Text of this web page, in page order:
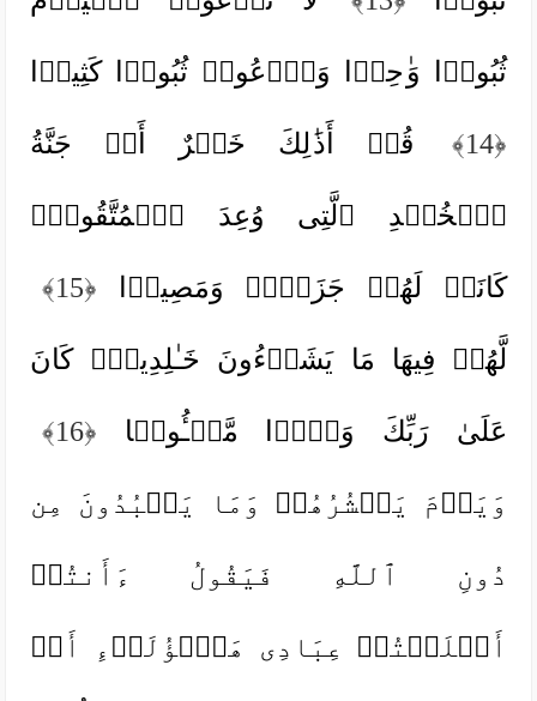
ثُبُورࣰا وَ ٰ⁠حِدࣰا وَٱدۡعُوا۟ ثُبُورࣰا كَثِیرࣰا
﴿14﴾ قُلۡ أَذَ ٰ⁠لِكَ خَیۡرٌ أَمۡ جَنَّةُ
ٱلۡخُلۡدِ ٱلَّتِی وُعِدَ ٱلۡمُتَّقُونَۚ
كَانَتۡ لَهُمۡ جَزَاۤءࣰ وَمَصِیرࣰا ﴿15﴾
لَّهُمۡ فِیهَا مَا یَشَاۤءُونَ خَـٰلِدِینَۚ كَانَ
عَلَىٰ رَبِّكَ وَعۡدࣰا مَّسۡـُٔولࣰا ﴿16﴾
وَیَوۡمَ یَحۡشُرُهُمۡ وَمَا یَعۡبُدُونَ مِن
دُونِ ٱللَّهِ فَیَقُولُ ءَأَنتُمۡ
أَضۡلَلۡتُمۡ عِبَادِی هَـٰۤؤُلَاۤءِ أَمۡ